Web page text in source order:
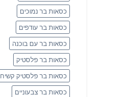
כסאות בר נמוכים
כסאות בר עודפים
כסאות בר עם בוכנה
כסאות בר פלסטיק
כסאות בר פלסטיק קשיח
כסאות בר צבעוניים